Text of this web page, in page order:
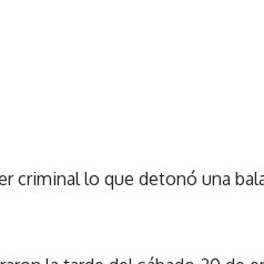
criminal lo que detonó una